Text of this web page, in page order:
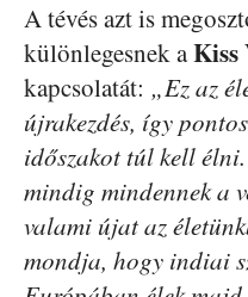
A tévés azt is
különlegesnek aKiss
kapcsolatát: „Ez az
újrakezdés, így
időszakot túl kell
mindig mindennek a
valami újat az
mondja, hogy indiai